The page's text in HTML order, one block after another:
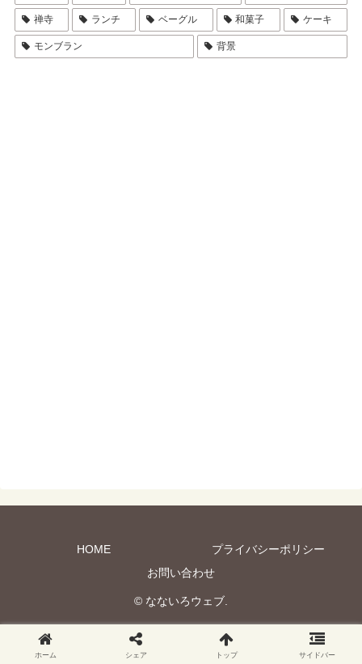
禅寺 ランチ ベーグル 和菓子 ケーキ
モンブラン 背景
HOME
プライバシーポリシー
お問い合わせ
© なないろウェブ.
ホーム シェア トップ サイドバー